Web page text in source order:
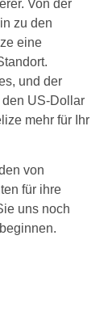
Von der
zu den
eine
und der
US-Dollar
mehr für Ihr
von
für ihre
uns noch